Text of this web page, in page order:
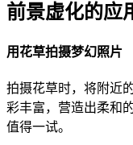
前景虚化的应
用花草拍摄梦幻照片
拍摄花草时，将附近
彩丰富，营造出柔和
值得一试。